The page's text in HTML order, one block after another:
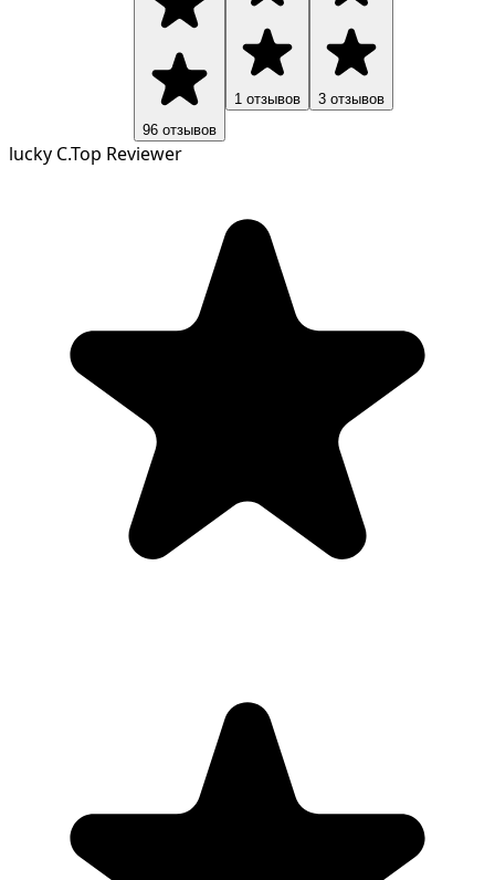
96 отзывов
1 отзывов 3 отзывов
lucky C.Top Reviewer